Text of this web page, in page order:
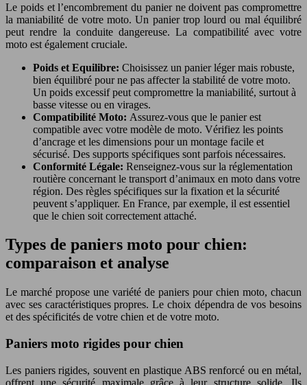
Le poids et l’encombrement du panier ne doivent pas compromettre
la maniabilité de votre moto. Un panier trop lourd ou mal équilibré
peut rendre la conduite dangereuse. La compatibilité avec votre
moto est également cruciale.
Poids et Equilibre: Choisissez un panier léger mais robuste,
bien équilibré pour ne pas affecter la stabilité de votre moto.
Un poids excessif peut compromettre la maniabilité, surtout à
basse vitesse ou en virages.
Compatibilité Moto: Assurez-vous que le panier est
compatible avec votre modèle de moto. Vérifiez les points
d’ancrage et les dimensions pour un montage facile et
sécurisé. Des supports spécifiques sont parfois nécessaires.
Conformité Légale: Renseignez-vous sur la réglementation
routière concernant le transport d’animaux en moto dans votre
région. Des règles spécifiques sur la fixation et la sécurité
peuvent s’appliquer. En France, par exemple, il est essentiel
que le chien soit correctement attaché.
Types de paniers moto pour chien:
comparaison et analyse
Le marché propose une variété de paniers pour chien moto, chacun
avec ses caractéristiques propres. Le choix dépendra de vos besoins
et des spécificités de votre chien et de votre moto.
Paniers moto rigides pour chien
Les paniers rigides, souvent en plastique ABS renforcé ou en métal,
offrent une sécurité maximale grâce à leur structure solide. Ils